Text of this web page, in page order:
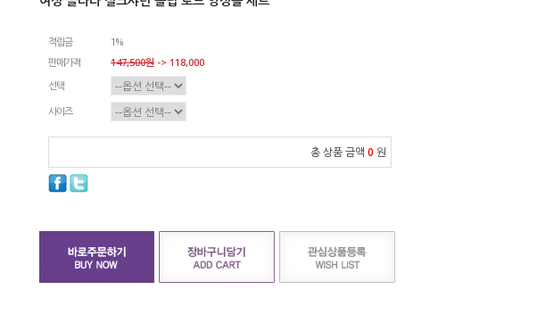
적립금
1%
판매가격
147,500원 -> 118,000
선택
사이즈
총 상품 금액 0 원